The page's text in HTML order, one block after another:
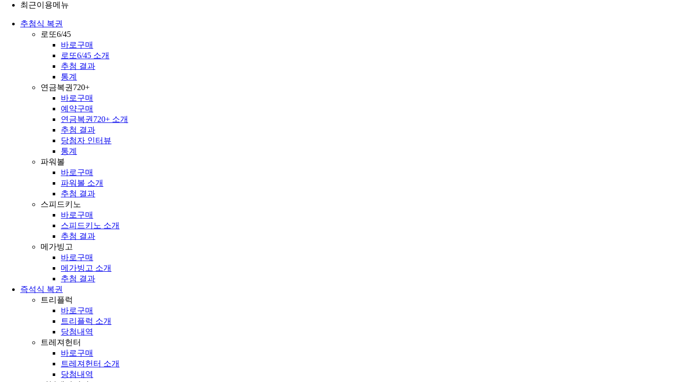
최근이용메뉴
추첨식 복권
로또6/45
바로구매
로또6/45 소개
추첨 결과
통계
연금복권720+
바로구매
예약구매
연금복권720+ 소개
추첨 결과
당첨자 인터뷰
통계
파워볼
바로구매
파워볼 소개
추첨 결과
스피드키노
바로구매
스피드키노 소개
추첨 결과
메가빙고
바로구매
메가빙고 소개
추첨 결과
즉석식 복권
트리플럭
바로구매
트리플럭 소개
당첨내역
트레져헌터
바로구매
트레져헌터 소개
당첨내역